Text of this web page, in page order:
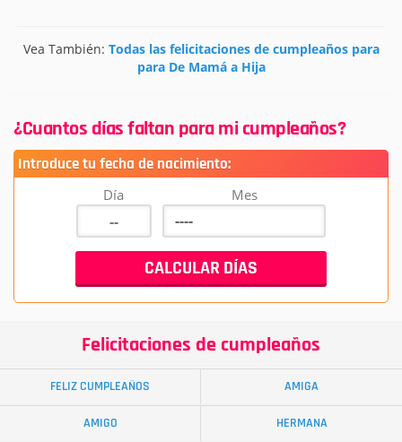
Vea También: Todas las felicitaciones de cumpleaños para
para De Mamá a Hija
¿Cuantos días faltan para mi cumpleaños?
Introduce tu fecha de nacimiento:
Día Mes
Felicitaciones de cumpleaños
FELIZ CUMPLEAÑOS AMIGA
AMIGO HERMANA